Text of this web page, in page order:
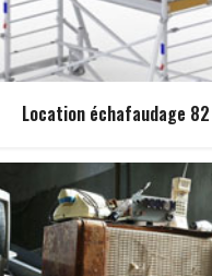
Location échafaudage 82